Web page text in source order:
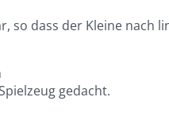
so dass der Kleine nach
gedacht.